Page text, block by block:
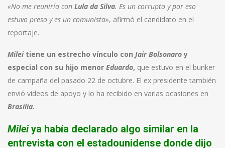
«No me reuniría con Lula da Silva. Es un corrupto y por eso
estuvo preso y es un comunista», afirmó el candidato en el
reportaje.
Mileitiene un estrecho vínculo con Jair Bolsonaroy
especial con su hijo menor Eduardo, que estuvo en el bunker
de campaña del pasado 22 de octubre. El ex presidente también
envió videos de apoyo y lo ha recibido en varias ocasiones en
Brasilia.
Mileiya había declarado algo similar en la
entrevista con el estadounidense donde dijo